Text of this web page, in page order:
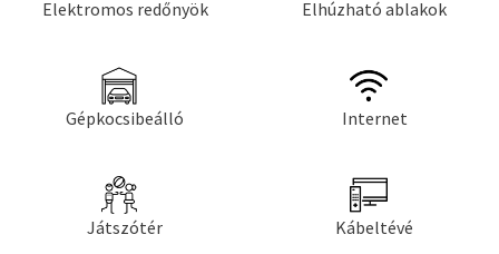
Elektromos redőnyök Elhúzható ablakok
Gépkocsibeálló Internet
Játszótér Kábeltévé